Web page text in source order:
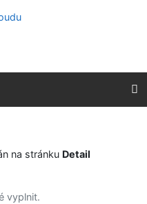
na stránku Detail
vyplnit.